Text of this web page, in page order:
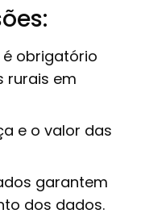
obrigatório
rurais em
e o valor das
garantem
dos dados.